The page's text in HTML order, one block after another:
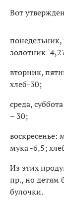
Вот
понедельник,
вторник,
хлеб-30;
среда,
– 30;
мука -6,5;
Из этих
пр., но детям
булочки.